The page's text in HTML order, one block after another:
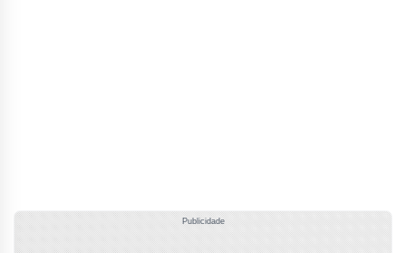
Publicidade